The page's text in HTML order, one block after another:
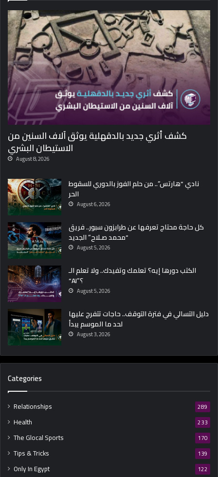
م
و
و
س
كشف أثري جديد بالدقهلية يوثق آلاف السنين من
الاستيطان البشري
August 8, 2026
نادي “هارتس”.. من حلم الفوز بالدوري للسقوط
الحر
August 6, 2026
كل حاجة محتاج تعرفها عن طرابزون سبور.. فريق
“محمد صـلاح” الجديد
August 5, 2026
الكتب دورها إيه؟ تعلمك وتفيدك.. ولا تعلم الـ
“AI”؟
August 5, 2026
دليل التسالي في فترة التوقف.. حاجات تتفرج عليها
لحد ما الموسم يبدأ
August 3, 2026
Categories
Relationships 289
Health 233
The Glocal Sports 170
Tips & Tricks 139
Only In Egypt 122